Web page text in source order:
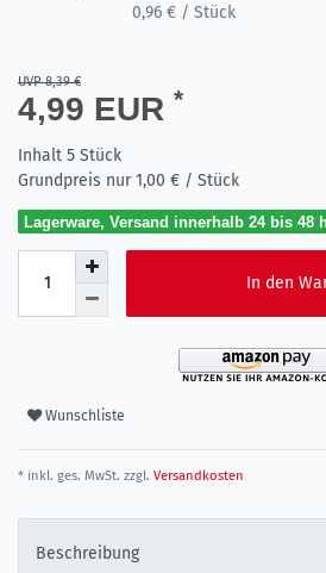
0,96 € / Stück
UVP 8,39 €
4,99 EUR *
Inhalt 5 Stück
Grundpreis nur1,00 € / Stück
Lagerware, Versand innerhalb 24 bis 48
In den
Wunschliste
* inkl. ges. MwSt. zzgl. Versandkosten
Beschreibung